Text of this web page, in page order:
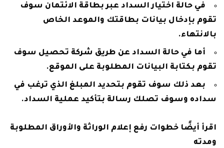
في حالة اختيار السداد عبر بطاقة الائتمان سوف
تقوم بإدخال بيانات بطاقتك والموعد الخاص
بالانتهاء.
أما في حالة السداد عن طريق شركة تحصيل سوف
تقوم بكتابة البيانات المطلوبة على الموقع.
بعد ذلك سوف تقوم بتحديد المبلغ الذي ترغب في
سداده وسوف تصلك رسالة بتأكيد عملية السداد.
اقرأ أيضًا خطوات رفع إعلام الوراثة والأوراق المطلوبة
ومدته